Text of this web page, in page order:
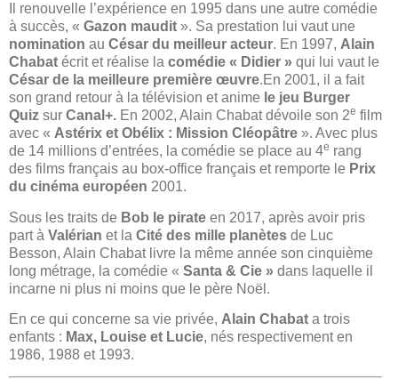
Il renouvelle l’expérience en 1995 dans une autre comédie
à succès, « Gazon maudit ». Sa prestation lui vaut une
nomination au César du meilleur acteur. En 1997, Alain
Chabat écrit et réalise la comédie « Didier » qui lui vaut le
César de la meilleure première œuvre.En 2001, il a fait
son grand retour à la télévision et anime le jeu Burger
Quiz sur Canal+. En 2002, Alain Chabat dévoile son 2e film
avec « Astérix et Obélix : Mission Cléopâtre ». Avec plus
de 14 millions d’entrées, la comédie se place au 4e rang
des films français au box-office français et remporte le Prix
du cinéma européen 2001.
Sous les traits de Bob le pirate en 2017, après avoir pris
part à Valérian et la Cité des mille planètes de Luc
Besson, Alain Chabat livre la même année son cinquième
long métrage, la comédie « Santa & Cie » dans laquelle il
incarne ni plus ni moins que le père Noël.
En ce qui concerne sa vie privée, Alain Chabat a trois
enfants : Max, Louise et Lucie, nés respectivement en
1986, 1988 et 1993.